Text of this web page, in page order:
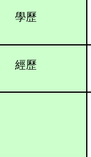
學歷
經歷